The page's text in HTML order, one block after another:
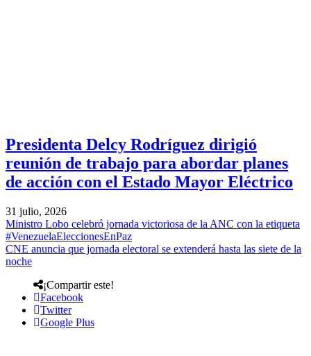
Presidenta Delcy Rodríguez dirigió
reunión de trabajo para abordar planes
de acción con el Estado Mayor Eléctrico
31 julio, 2026
Ministro Lobo celebró jornada victoriosa de la ANC con la etiqueta
#VenezuelaEleccionesEnPaz
CNE anuncia que jornada electoral se extenderá hasta las siete de la
noche
¡Compartir este!
Facebook
Twitter
Google Plus